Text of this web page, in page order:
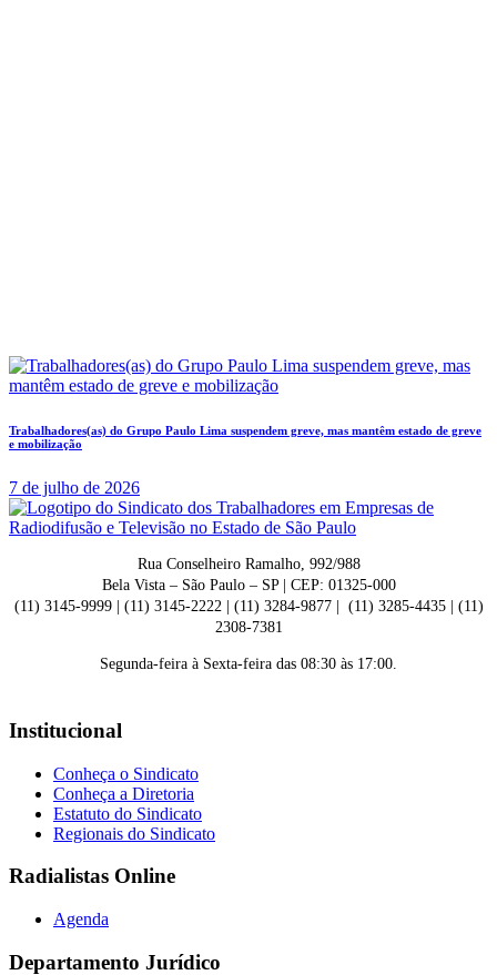
Trabalhadores(as) do Grupo Paulo Lima suspendem greve, mas mantêm estado de greve
e mobilização
7 de julho de 2026
Rua Conselheiro Ramalho, 992/988
Bela Vista – São Paulo – SP | CEP: 01325-000
(11) 3145-9999 | (11) 3145-2222 | (11) 3284-9877 | (11) 3285-4435 | (11)
2308-7381
Segunda-feira à Sexta-feira das 08:30 às 17:00.
Institucional
Conheça o Sindicato
Conheça a Diretoria
Estatuto do Sindicato
Regionais do Sindicato
Radialistas Online
Agenda
Departamento Jurídico